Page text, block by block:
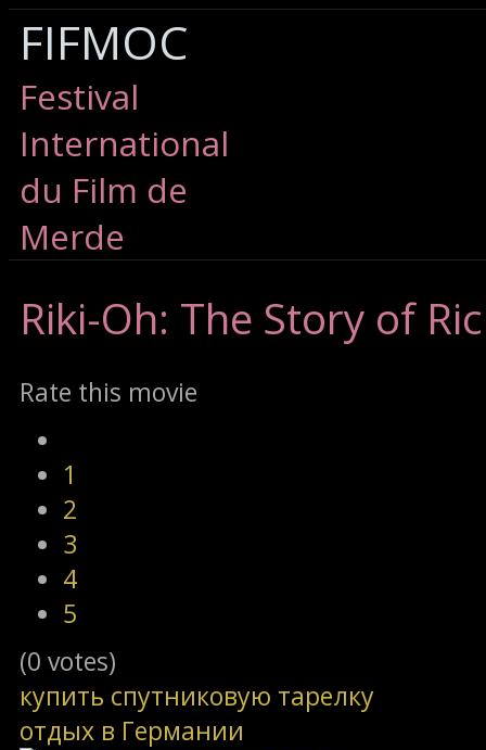
FIFMOC
Festival
International
du Film de
Merde
Riki-Oh: The Story of
Rate this movie
1
2
3
4
5
(0 votes)
купить спутниковую тарелку
отдых в Германии